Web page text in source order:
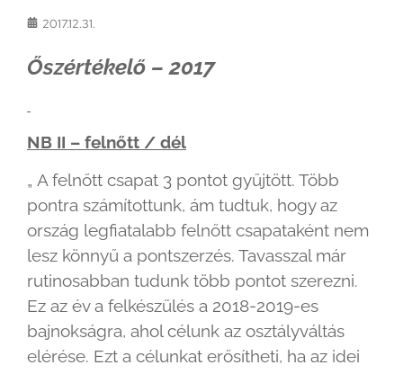
2017.12.31.
Őszértékelő – 2017
NB II – felnőtt / dél
„ A felnőtt csapat 3 pontot gyűjtött. Több
pontra számítottunk, ám tudtuk, hogy az
ország legfiatalabb felnőtt csapataként nem
lesz könnyű a pontszerzés. Tavasszal már
rutinosabban tudunk több pontot szerezni.
Ez az év a felkészülés a 2018-2019-es
bajnokságra, ahol célunk az osztályváltás
elérése. Ezt a célunkat erősítheti, ha az idei